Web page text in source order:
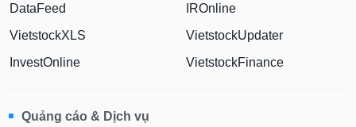
DataFeed
VietstockXLS
InvestOnline
IROnline
VietstockUpdater
VietstockFinance
Quảng cáo & Dịch vụ